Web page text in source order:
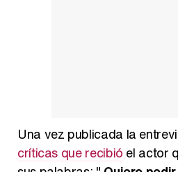
Una vez publicada la
críticas que recibió el actor